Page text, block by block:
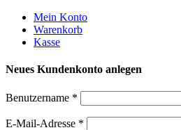
Weiter
zum
Inhalt
Mein Konto
Warenkorb
Kasse
Neues Kundenkonto anlegen
Benutzername *
E-Mail-Adresse *